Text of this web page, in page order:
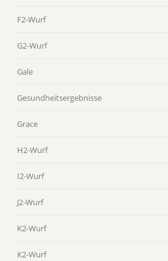
F2-Wurf
G2-Wurf
Gale
Gesundheitsergebnisse
Grace
H2-Wurf
I2-Wurf
J2-Wurf
K2-Wurf
K2-Wurf